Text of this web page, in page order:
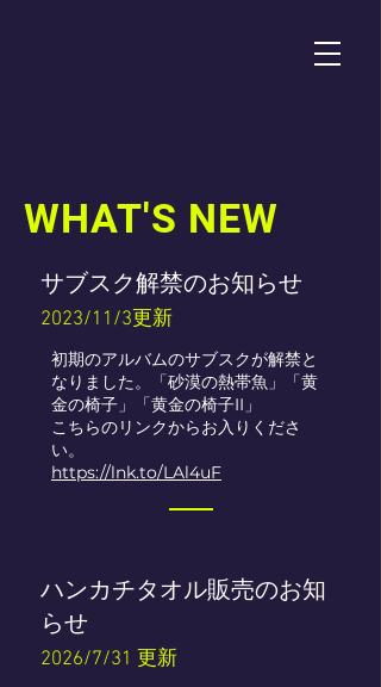
WHAT'S NEW
サブスク解禁のお知らせ
2023/11/3更新
初期のアルバムのサブスクが解禁と
なりました。「砂漠の熱帯魚」「黄
金の椅子」「黄金の椅子II」
こちらのリンクからお入りくださ
い。
https://lnk.to/LAl4uF
ハンカチタオル販売のお知
らせ
2026/7/31 更新